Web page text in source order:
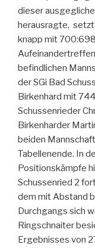
dieser
herausragte,
knapp mit
befindlichen
der SGi Bad
Birkenhard mit
Schussenrieder
Birkenharder
beiden
Tabellenende. In
Positionskämpfe
Schussenried 2
dem mit Abstand
Durchgangs sich
Ringschnaiter
Ergebnisses von